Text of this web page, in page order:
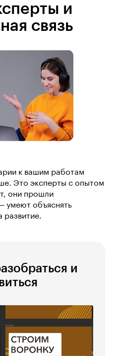
и
связь
к вашим работам
Это эксперты с опытом
они прошли
умеют объяснять
развитие.
и